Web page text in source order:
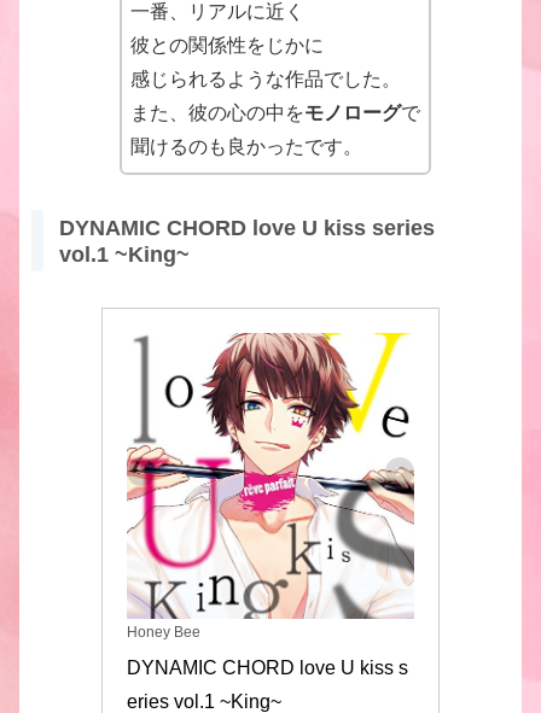
一番、リアルに近く
彼との関係性をじかに
感じられるような作品でした。
また、彼の心の中をモノローグで
聞けるのも良かったです。
DYNAMIC CHORD love U kiss series
vol.1 ~King~
Honey Bee
DYNAMIC CHORD love U kiss s
eries vol.1 ~King~